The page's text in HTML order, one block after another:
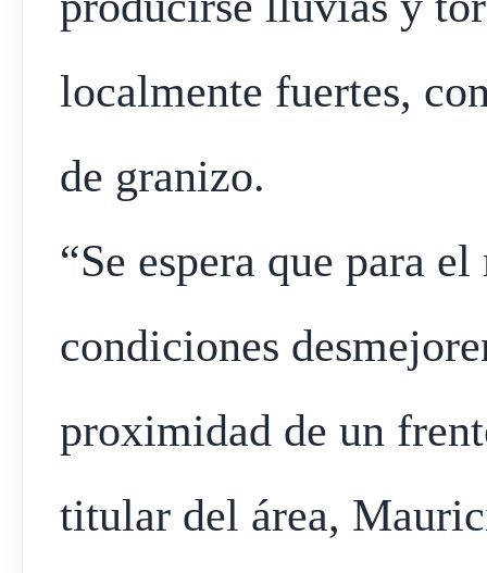
localmente fuertes,
de granizo.
“Se espera que para
condiciones
proximidad de un
titular del área,